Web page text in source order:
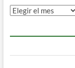
Archivos